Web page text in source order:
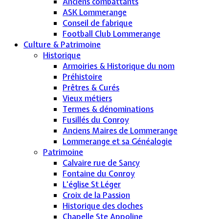
ASK Lommerange
Conseil de fabrique
Football Club Lommerange
Culture & Patrimoine
Historique
Armoiries & Historique du nom
Préhistoire
Prêtres & Curés
Vieux métiers
Termes & dénominations
Fusillés du Conroy
Anciens Maires de Lommerange
Lommerange et sa Généalogie
Patrimoine
Calvaire rue de Sancy
Fontaine du Conroy
L'église St Léger
Croix de la Passion
Historique des cloches
Chapelle Ste Appoline